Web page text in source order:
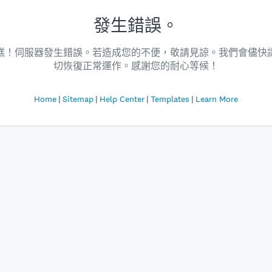
發生錯誤。
！伺服器發生錯誤。若造成您的不便，敬請見諒。我們會儘快
切恢復正常運作。感謝您的耐心等候！
Home Sitemap Help Center Templates Learn More